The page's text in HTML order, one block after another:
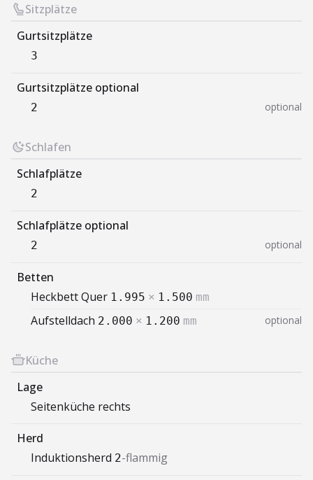
Sitzplätze
Gurtsitzplätze
3
Gurtsitzplätze optional
2 optional
Schlafen
Schlafplätze
2
Schlafplätze optional
2 optional
Betten
Heckbett Quer 1.995 × 1.500 mm
Aufstelldach 2.000 × 1.200 mm optional
Küche
Lage
Seitenküche rechts
Herd
Induktionsherd 2-flammig